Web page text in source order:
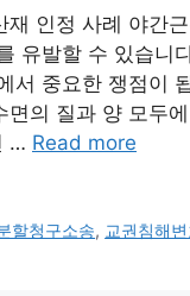
인정 사례 야간
유발할 수 있습니
서 중요한 쟁점이
의 질과 양 모두
… Read more
할청구소송, 교권침해